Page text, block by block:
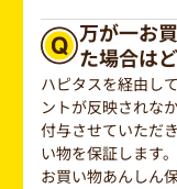
万が一お
た場合は
ハピタスを経由し
ントが反映されな
付与させていただ
い物を保証します。
お買い物あんしん